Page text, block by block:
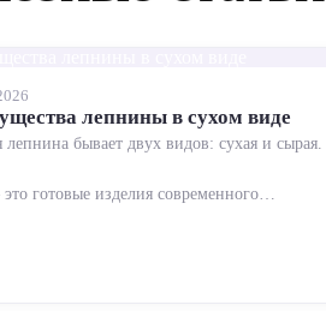
лепнины в сухом виде
лепнина бывает двух видов: сухая и сырая.
готовые изделия современного